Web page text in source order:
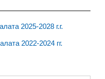
2025-2028 г.г.
2022-2024 гг.